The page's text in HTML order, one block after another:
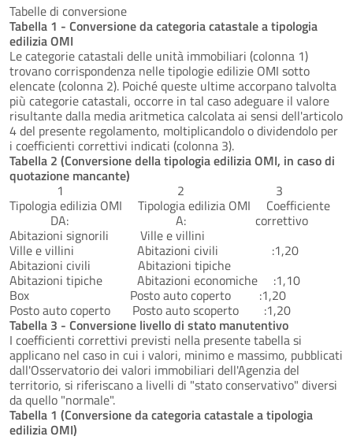
Tabelle di conversione
Tabella 1 - Conversione da categoria catastale a tipologia
edilizia OMI
Le categorie catastali delle unità immobiliari (colonna 1)
trovano corrispondenza nelle tipologie edilizie OMI sotto
elencate (colonna 2). Poiché queste ultime accorpano talvolta
più categorie catastali, occorre in tal caso adeguare il valore
risultante dalla media aritmetica calcolata ai sensi dell'articolo
4 del presente regolamento, moltiplicandolo o dividendolo per
i coefficienti correttivi indicati (colonna 3).
Tabella 2 (Conversione della tipologia edilizia OMI, in caso di
quotazione mancante)
1 2 3
Tipologia edilizia OMI Tipologia edilizia OMI Coefficiente
DA: A: correttivo
Abitazioni signorili Ville e villini
Ville e villini Abitazioni civili :1,20
Abitazioni civili Abitazioni tipiche
Abitazioni tipiche Abitazioni economiche :1,10
Box Posto auto coperto :1,20
Posto auto coperto Posto auto scoperto :1,20
Tabella 3 - Conversione livello di stato manutentivo
I coefficienti correttivi previsti nella presente tabella si
applicano nel caso in cui i valori, minimo e massimo, pubblicati
dall'Osservatorio dei valori immobiliari dell'Agenzia del
territorio, si riferiscano a livelli di "stato conservativo" diversi
da quello "normale".
Tabella 1 (Conversione da categoria catastale a tipologia
edilizia OMI)